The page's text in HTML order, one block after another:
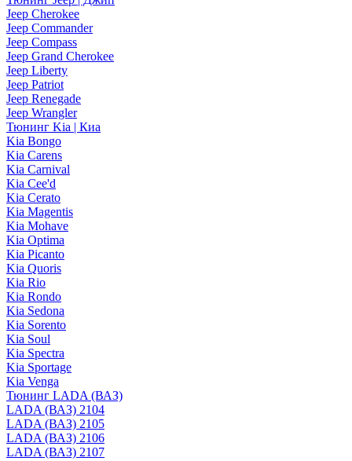
Jeep Cherokee
Jeep Commander
Jeep Compass
Jeep Grand Cherokee
Jeep Liberty
Jeep Patriot
Jeep Renegade
Jeep Wrangler
Тюнинг Kia | Киа
Kia Bongo
Kia Carens
Kia Carnival
Kia Cee'd
Kia Cerato
Kia Magentis
Kia Mohave
Kia Optima
Kia Picanto
Kia Quoris
Kia Rio
Kia Rondo
Kia Sedona
Kia Sorento
Kia Soul
Kia Spectra
Kia Sportage
Kia Venga
Тюнинг LADA (ВАЗ)
LADA (ВАЗ) 2104
LADA (ВАЗ) 2105
LADA (ВАЗ) 2106
LADA (ВАЗ) 2107